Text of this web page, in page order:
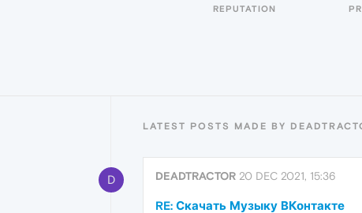
REPUTATION
LATEST POSTS MADE BY
D DEADTRACTOR 20 DEC 2021, 15:36
RE: Скачать Музыку ВКонтакте